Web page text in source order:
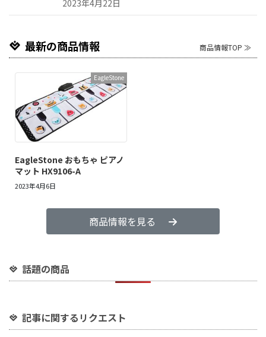
2023年4月22日
最新の商品情報 商品情報TOP ≫
EagleStone
EagleStone おもちゃ ピアノ
マット HX9106-A
2023年4月6日
商品情報を見る
話題の商品
記事に関するリクエスト